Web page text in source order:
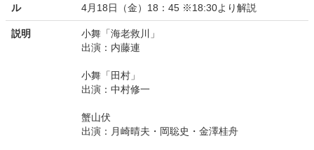
ル
4月18日（金）18：45 ※18:30より解説
説明
小舞「海老救川」
出演：内藤連
小舞「田村」
出演：中村修一
蟹山伏
出演：月崎晴夫・岡聡史・金澤桂舟